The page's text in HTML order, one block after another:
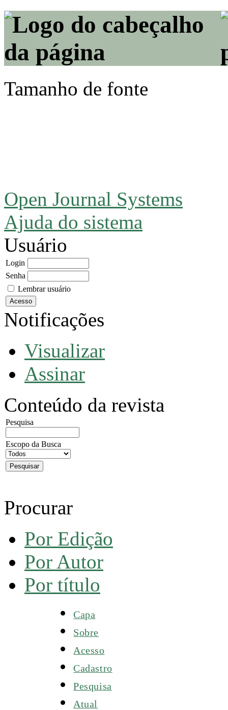
Tamanho de fonte
Open Journal Systems
Ajuda do sistema
Usuário
Login
Senha
Lembrar usuário
Notificações
Visualizar
Assinar
Conteúdo da revista
Pesquisa
Escopo da Busca
Procurar
Por Edição
Por Autor
Por título
Capa
Sobre
Acesso
Cadastro
Pesquisa
Atual